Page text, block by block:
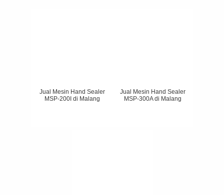
Jual Mesin Hand Sealer
MSP-200I di Malang
Jual Mesin Hand Sealer
MSP-300A di Malang